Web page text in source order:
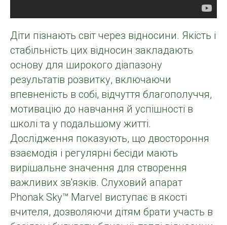
Діти пізнають світ через відносини. Якість і
стабільність цих відносин закладають
основу для широкого діапазону
результатів розвитку, включаючи
впевненість в собі, відчуття благополуччя,
мотивацію до навчання й успішності в
школі та у подальшому житті.
Дослідження показують, що двостороння
взаємодія і регулярні бесіди мають
вирішальне значення для створення
важливих зв'язків. Слуховий апарат
Phonak Sky™ Marvel виступає в якості
вчителя, дозволяючи дітям брати участь в